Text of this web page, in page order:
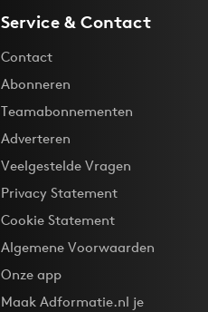
Service & Contact
Contact
Abonneren
Teamabonnementen
Adverteren
Veelgestelde Vragen
Privacy Statement
Cookie Statement
Algemene Voorwaarden
Onze app
Maak Adformatie.nl je